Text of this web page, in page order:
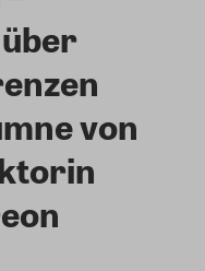
von